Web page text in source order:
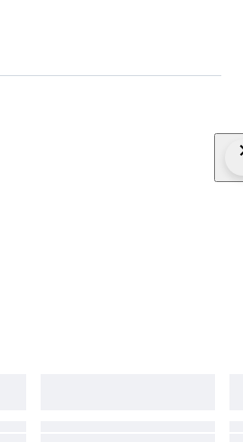
date window (cyclops lens) Water
feet Crystal: Sapphire Strap: Black rubber
resistance has not been tested. There
of wear. Please review the photos